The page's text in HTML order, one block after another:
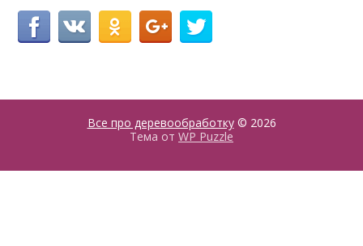
Все про деревообработку© 2026
Тема от WP Puzzle